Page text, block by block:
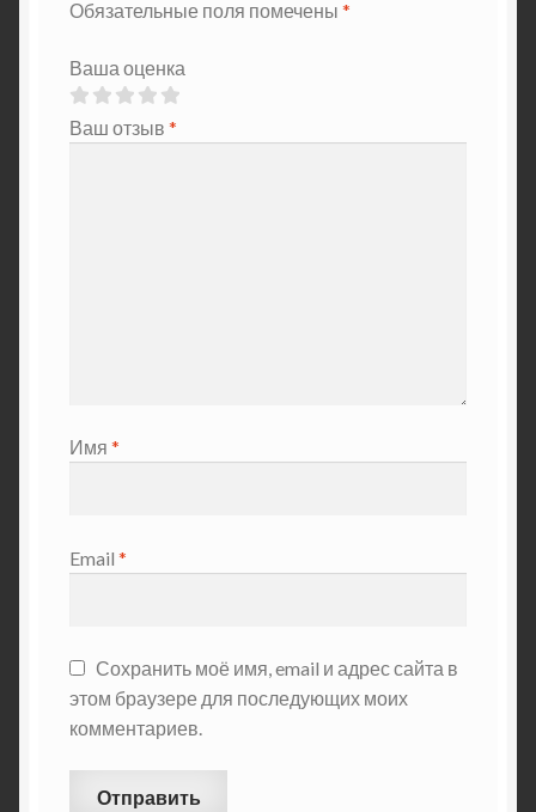
Обязательные поля помечены *
Ваша оценка
Ваш отзыв *
Имя *
Email *
Сохранить моё имя, email и адрес сайта в
этом браузере для последующих моих
комментариев.